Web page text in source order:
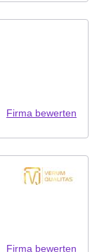
Firma bewerten
Firma bewerten